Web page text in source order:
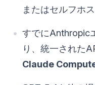
またはセルフホ
すでにAnthropic
り、統一された
Claude